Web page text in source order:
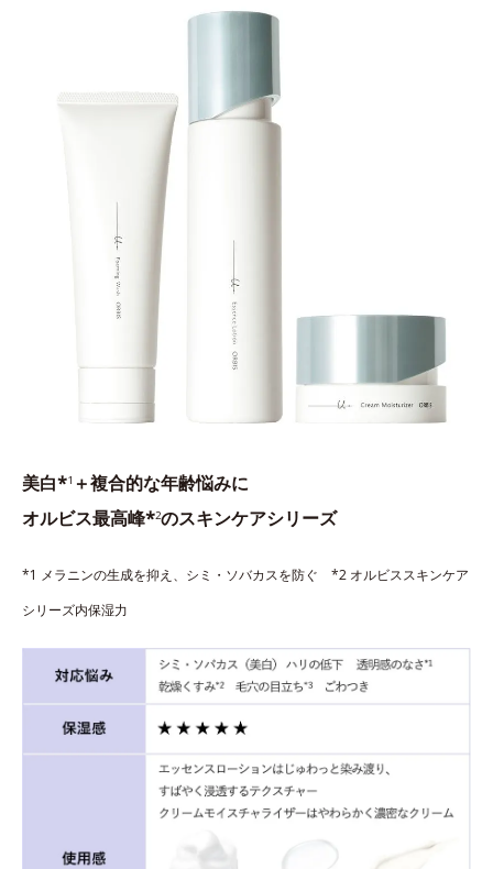
美白*1 ＋複合的な年齢悩みに
オルビス最高峰*2のスキンケアシリーズ
*1 メラニンの生成を抑え、シミ・ソバカスを防ぐ *2 オルビススキンケア
シリーズ内保湿力